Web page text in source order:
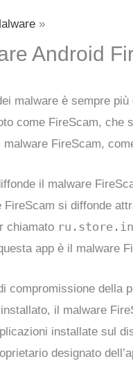
Android
malware è sempre
come FireScam, che
malware FireScam,
il malware
FireScam si diffonde
chiamato
app è il malware
compromissione della
il malware
installate sul
designato